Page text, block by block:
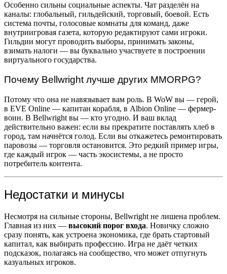
Особенно сильны социальные аспекты. Чат разделён на
каналы: глобальный, гильдейский, торговый, боевой. Есть
система почты, голосовые комнаты для команд, даже
внутриигровая газета, которую редактируют сами игроки.
Гильдии могут проводить выборы, принимать законы,
взимать налоги — вы буквально участвуете в построении
виртуального государства.
Почему Bellwright лучше других MMORPG?
Потому что она не навязывает вам роль. В WoW вы — герой,
в EVE Online — капитан корабля, в Albion Online — фермер-
воин. В Bellwright вы — кто угодно. И ваш вклад
действительно важен: если вы прекратите поставлять хлеб в
город, там начнётся голод. Если вы откажетесь ремонтировать
паровозы — торговля остановится. Это редкий пример игры,
где каждый игрок — часть экосистемы, а не просто
потребитель контента.
Недостатки и минусы
Несмотря на сильные стороны, Bellwright не лишена проблем.
Главная из них — высокий порог входа. Новичку сложно
сразу понять, как устроена экономика, где брать стартовый
капитал, как выбирать профессию. Игра не даёт четких
подсказок, полагаясь на сообщество, что может отпугнуть
казуальных игроков.